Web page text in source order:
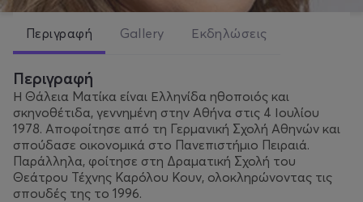
Περιγραφή Gallery Εκδηλώσεις
Περιγραφή
Η Θάλεια Ματίκα είναι Ελληνίδα ηθοποιός και
σκηνοθέτιδα, γεννημένη στην Αθήνα στις 4 Ιουλίου
1978. Αποφοίτησε από τη Γερμανική Σχολή Αθηνών και
σπούδασε οικονομικά στο Πανεπιστήμιο Πειραιά.
Παράλληλα, φοίτησε στη Δραματική Σχολή του
Θεάτρου Τέχνης Καρόλου Κουν, ολοκληρώνοντας τις
σπουδές της το 1996.